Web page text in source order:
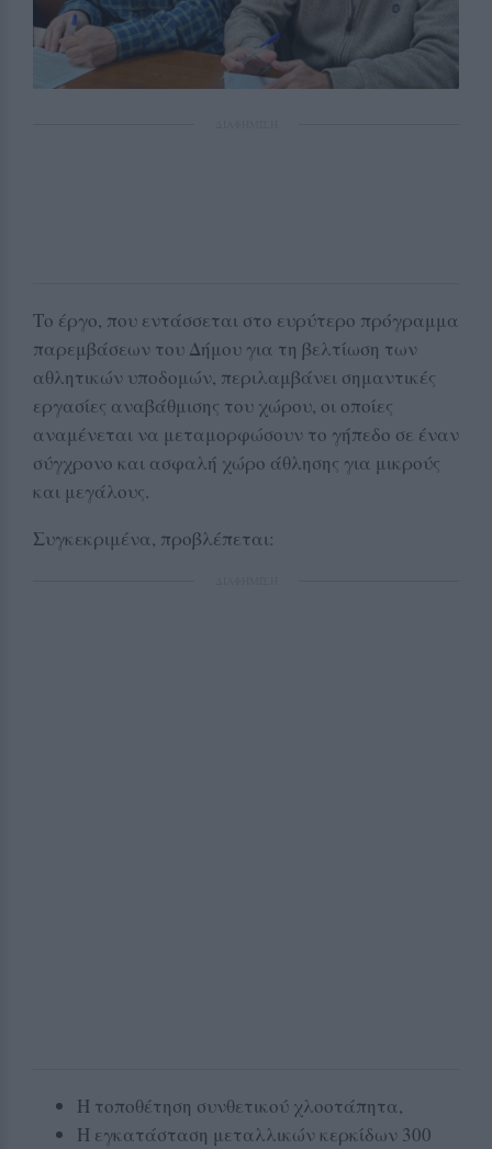
Το έργο, που εντάσσεται στο ευρύτερο πρόγραμμα
παρεμβάσεων του Δήμου για τη βελτίωση των
αθλητικών υποδομών, περιλαμβάνει σημαντικές
εργασίες αναβάθμισης του χώρου, οι οποίες
αναμένεται να μεταμορφώσουν το γήπεδο σε έναν
σύγχρονο και ασφαλή χώρο άθλησης για μικρούς
και μεγάλους.
Συγκεκριμένα, προβλέπεται:
Η τοποθέτηση συνθετικού χλοοτάπητα,
Η εγκατάσταση μεταλλικών κερκίδων 300